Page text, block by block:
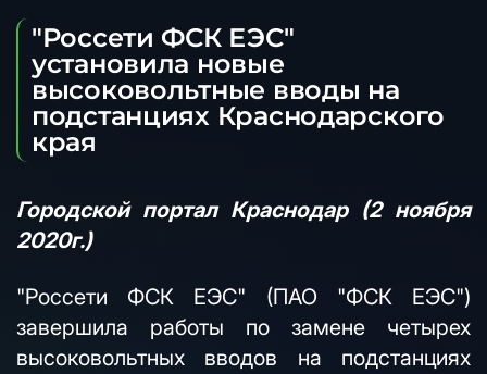
"Россети ФСК ЕЭС"
установила новые
высоковольтные вводы на
подстанциях Краснодарского
края
Городской портал Краснодар (2 ноября
2020г.)
"Россети ФСК ЕЭС" (ПАО "ФСК ЕЭС")
завершила работы по замене четырех
высоковольтных вводов на подстанциях